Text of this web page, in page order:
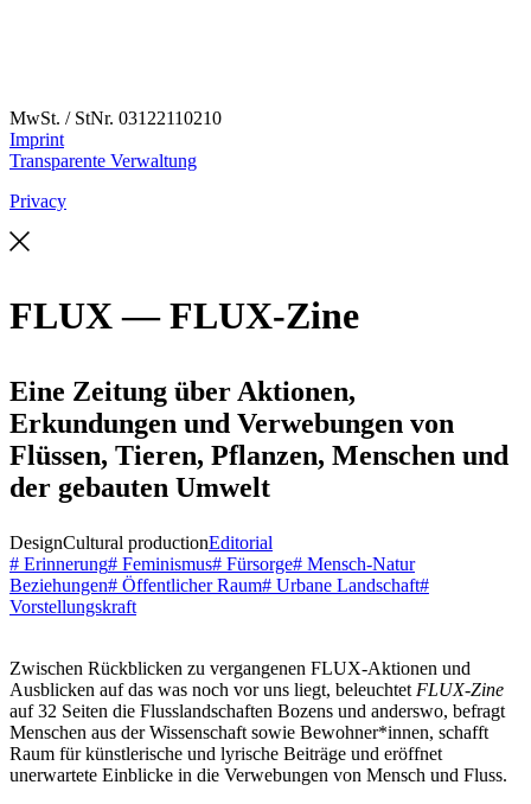
MwSt. / StNr. 03122110210
Imprint
Transparente Verwaltung
Privacy
FLUX — FLUX-Zine
Eine Zeitung über Aktionen,
Erkundungen und Verwebungen von
Flüssen, Tieren, Pflanzen, Menschen und
der gebauten Umwelt
DesignCultural productionEditorial
# Erinnerung# Feminismus# Fürsorge# Mensch-Natur
Beziehungen# Öffentlicher Raum# Urbane Landschaft#
Vorstellungskraft
Zwischen Rückblicken zu vergangenen FLUX-Aktionen und
Ausblicken auf das was noch vor uns liegt, beleuchtet FLUX-Zine
auf 32 Seiten die Flusslandschaften Bozens und anderswo, befragt
Menschen aus der Wissenschaft sowie Bewohner*innen, schafft
Raum für künstlerische und lyrische Beiträge und eröffnet
unerwartete Einblicke in die Verwebungen von Mensch und Fluss.